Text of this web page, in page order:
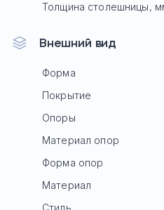
Толщина столешницы,
Внешний вид
Форма
Покрытие
Опоры
Материал опор
Форма опор
Материал